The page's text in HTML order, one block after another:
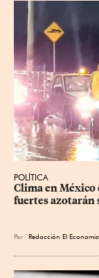
POLÍTICA
Clima en México
fuertes azotarán
Por Redacción El